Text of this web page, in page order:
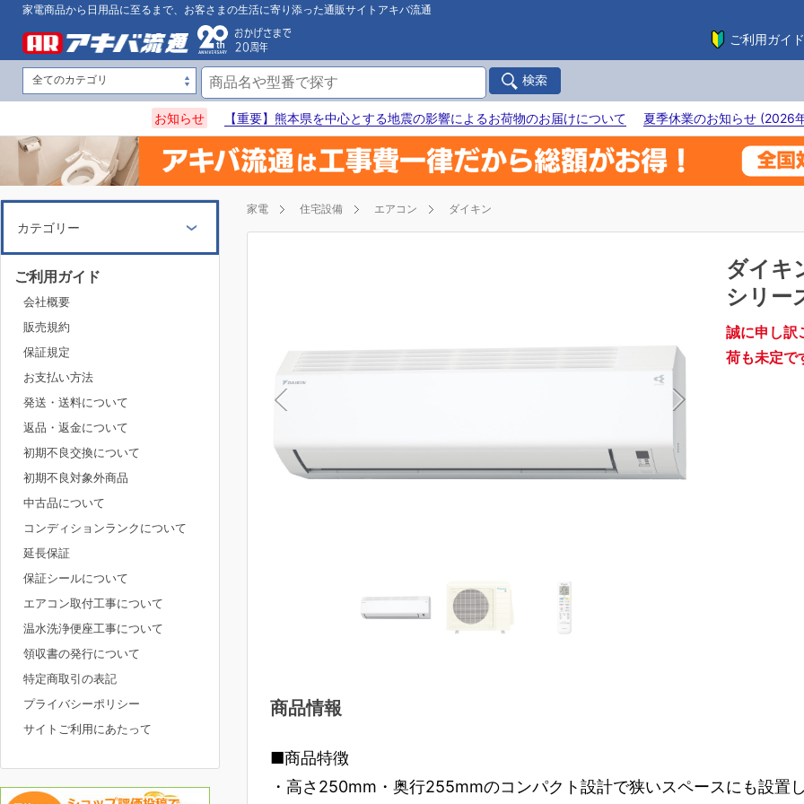
家電商品から日用品に至るまで、お客さまの生活に寄り添った通販サイトアキバ流通
ご利用ガイド
お知らせ 【重要】熊本県を中心とする地震の影響によるお荷物のお届けについて 夏季休業のお知らせ (2026
家電 住宅設備 エアコン ダイキン
ダイキ
シリー
誠に申し訳
荷も未定で
商品情報
■商品特徴
・高さ250mm・奥行255mmのコンパクト設計で狭いスペースにも設置
カテゴリー
ご利用ガイド
会社概要
販売規約
保証規定
お支払い方法
発送・送料について
返品・返金について
初期不良交換について
初期不良対象外商品
中古品について
コンディションランクについて
延長保証
保証シールについて
エアコン取付工事について
温水洗浄便座工事について
領収書の発行について
特定商取引の表記
プライバシーポリシー
サイトご利用にあたって